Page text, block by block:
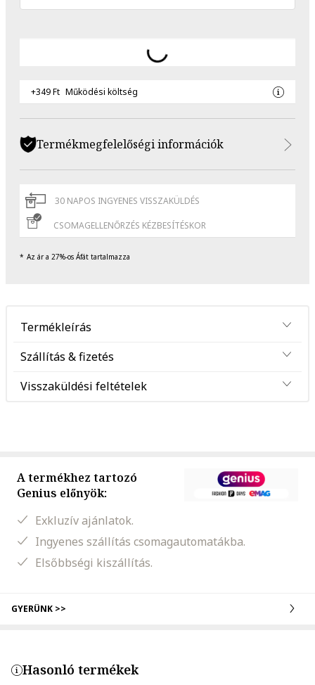
+349 Ft Működési költség
Termékmegfelelőségi információk
30 NAPOS INGYENES VISSZAKÜLDÉS
CSOMAGELLENŐRZÉS KÉZBESÍTÉSKOR
Az ár a 27%-os Áfát tartalmazza
Termékleírás
Szállítás & fizetés
Visszaküldési feltételek
A termékhez tartozó
Genius előnyök:
Exkluzív ajánlatok.
Ingyenes szállítás csomagautomatákba.
Elsőbbségi kiszállítás.
GYERÜNK >>
Hasonló termékek